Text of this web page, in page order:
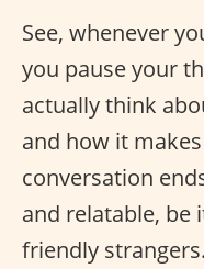
See, whenever
you pause your
actually think
and how it
conversation
and relatable, be
friendly